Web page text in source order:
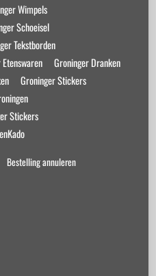
Wimpels
Schoeisel
Tekstborden
Groninger Dranken
Groninger Stickers
Stickers
Bestelling annuleren